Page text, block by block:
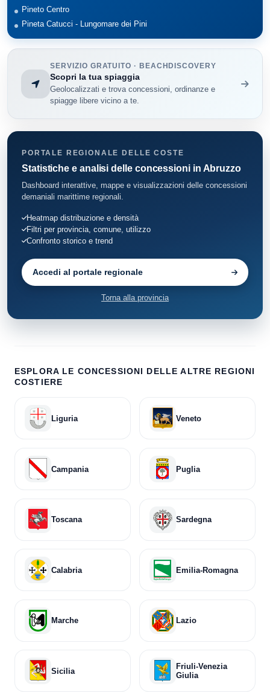
Pineto Centro
Pineta Catucci - Lungomare dei Pini
SERVIZIO GRATUITO · BEACHDISCOVERY
Scopri la tua spiaggia
Geolocalizzati e trova concessioni, ordinanze e
spiagge libere vicino a te.
PORTALE REGIONALE DELLE COSTE
Statistiche e analisi delle concessioni in Abruzzo
Dashboard interattive, mappe e visualizzazioni delle concessioni
demaniali marittime regionali.
Heatmap distribuzione e densità
Filtri per provincia, comune, utilizzo
Confronto storico e trend
Accedi al portale regionale
Torna alla provincia
ESPLORA LE CONCESSIONI DELLE ALTRE REGIONI
COSTIERE
Liguria Veneto
Campania Puglia
Toscana Sardegna
Calabria Emilia-Romagna
Marche Lazio
Sicilia
Friuli-Venezia
Giulia